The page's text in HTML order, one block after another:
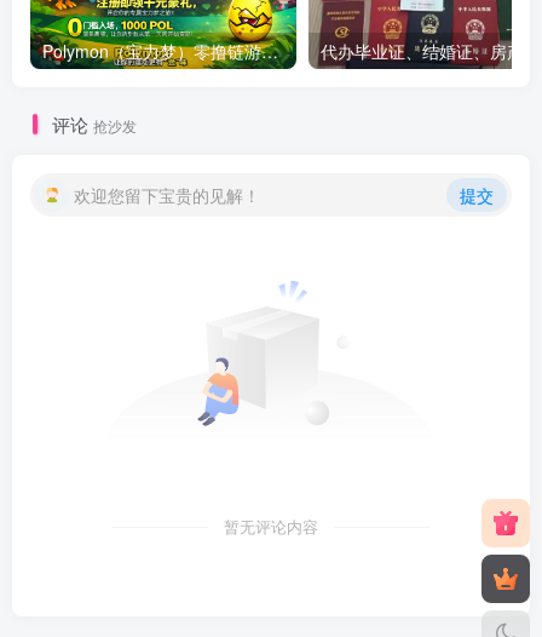
Polymon（宝力梦）零撸链游天花板，稳定收益，轻松变现，今日全球首发！
评论 抢沙发
欢迎您留下宝贵的见解！ 提交
暂无评论内容